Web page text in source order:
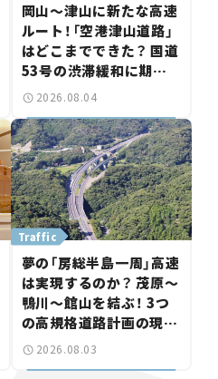
岡山～津山に新たな高速
ルート！「空港津山道路」
はどこまでできた？ 国道
53号の渋滞緩和に期待。
岡山市側でも動きが【い
2026.08.04
夢の「房総半島一周」高速
は実現するのか？ 茂原～
鴨川～館山を結ぶ！ 3つ
の高規格道路計画の現
状。「館山鴨川道路」で検
Traffic
2026.08.03